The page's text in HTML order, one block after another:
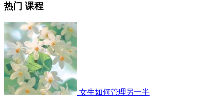
热门 课程
女生如何管理另一半